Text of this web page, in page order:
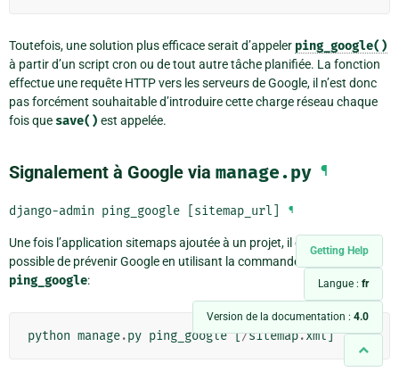
Getting Help
Langue : fr
Version de la documentation : 4.0
Toutefois, une solution plus efficace serait d’appeler ping_google()
à partir d’un script cron ou de tout autre tâche planifiée. La fonction
effectue une requête HTTP vers les serveurs de Google, il n’est donc
pas forcément souhaitable d’introduire cette charge réseau chaque
fois que save() est appelée.
Signalement à Google via manage.py ¶
django-admin ping_google [sitemap_url] ¶
Une fois l’application sitemaps ajoutée à un projet, il est aussi
possible de prévenir Google en utilisant la commande de gestion
ping_google:
python manage.py ping_google [/sitemap.xml]